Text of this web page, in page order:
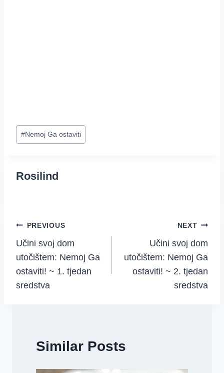
Post
Tags:
#Nemoj Ga ostaviti
Rosilind
Post
navigation
PREVIOUS
Učini svoj dom
utočištem: Nemoj Ga
ostaviti! ~ 1. tjedan
sredstva
NEXT
Učini svoj dom
utočištem: Nemoj Ga
ostaviti! ~ 2. tjedan
sredstva
Similar Posts